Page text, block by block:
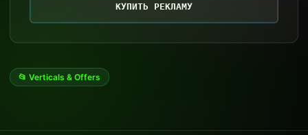
КУПИТЬ РЕКЛАМУ
📂 Verticals & Offers